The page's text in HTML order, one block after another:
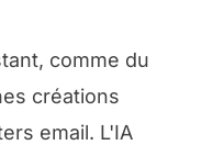
comme du
créations
email. L'IA